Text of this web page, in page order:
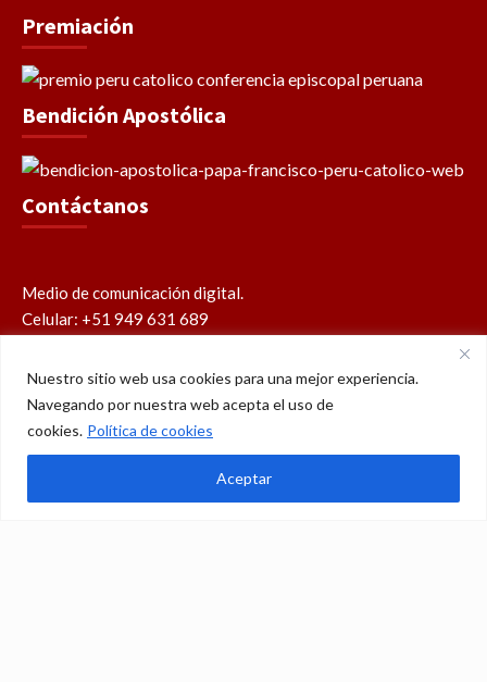
Nuestro sitio web usa cookies para una mejor experiencia.
Navegando por nuestra web acepta el uso de
cookies. Política de cookies
Aceptar
Premiación
Bendición Apostólica
Contáctanos
Medio de comunicación digital.
Celular: +51 949 631 689
prensa@perucatolico.com
www.perucatolico.com
«14 años evangelizando el Perú»